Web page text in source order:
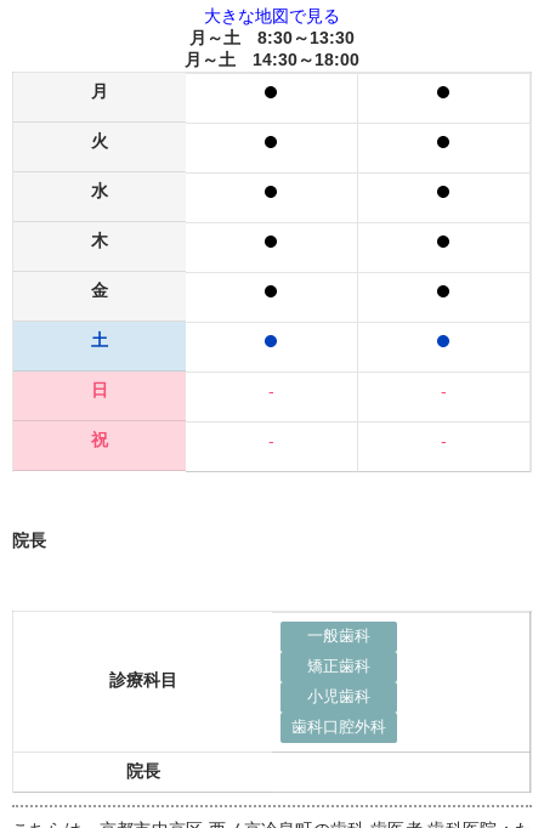
大きな地図で見る
月～土 8:30～13:30
月～土 14:30～18:00
月
火
水
木
金
土
日
祝
-
-
-
-
院長
診療科目
一般歯科
矯正歯科
小児歯科
歯科口腔外科
院長